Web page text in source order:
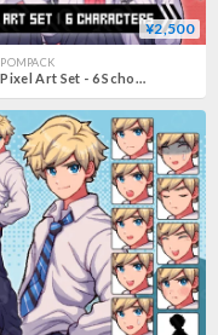
¥2,500
POMPACK
Pixel Art Set - 6 School Characters - Uniforms, Teacher, Expressions + More.